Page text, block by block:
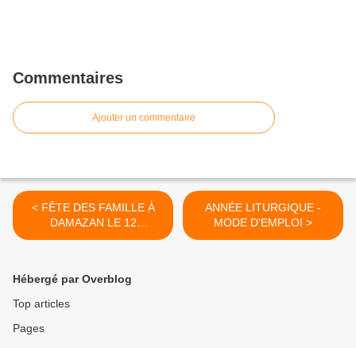
Commentaires
Ajouter un commentaire
< FÊTE DES FAMILLE À
DAMAZAN LE 12
DÉCEMBRE 2021
ANNÉE LITURGIQUE -
MODE D'EMPLOI >
Hébergé par Overblog
Top articles
Pages